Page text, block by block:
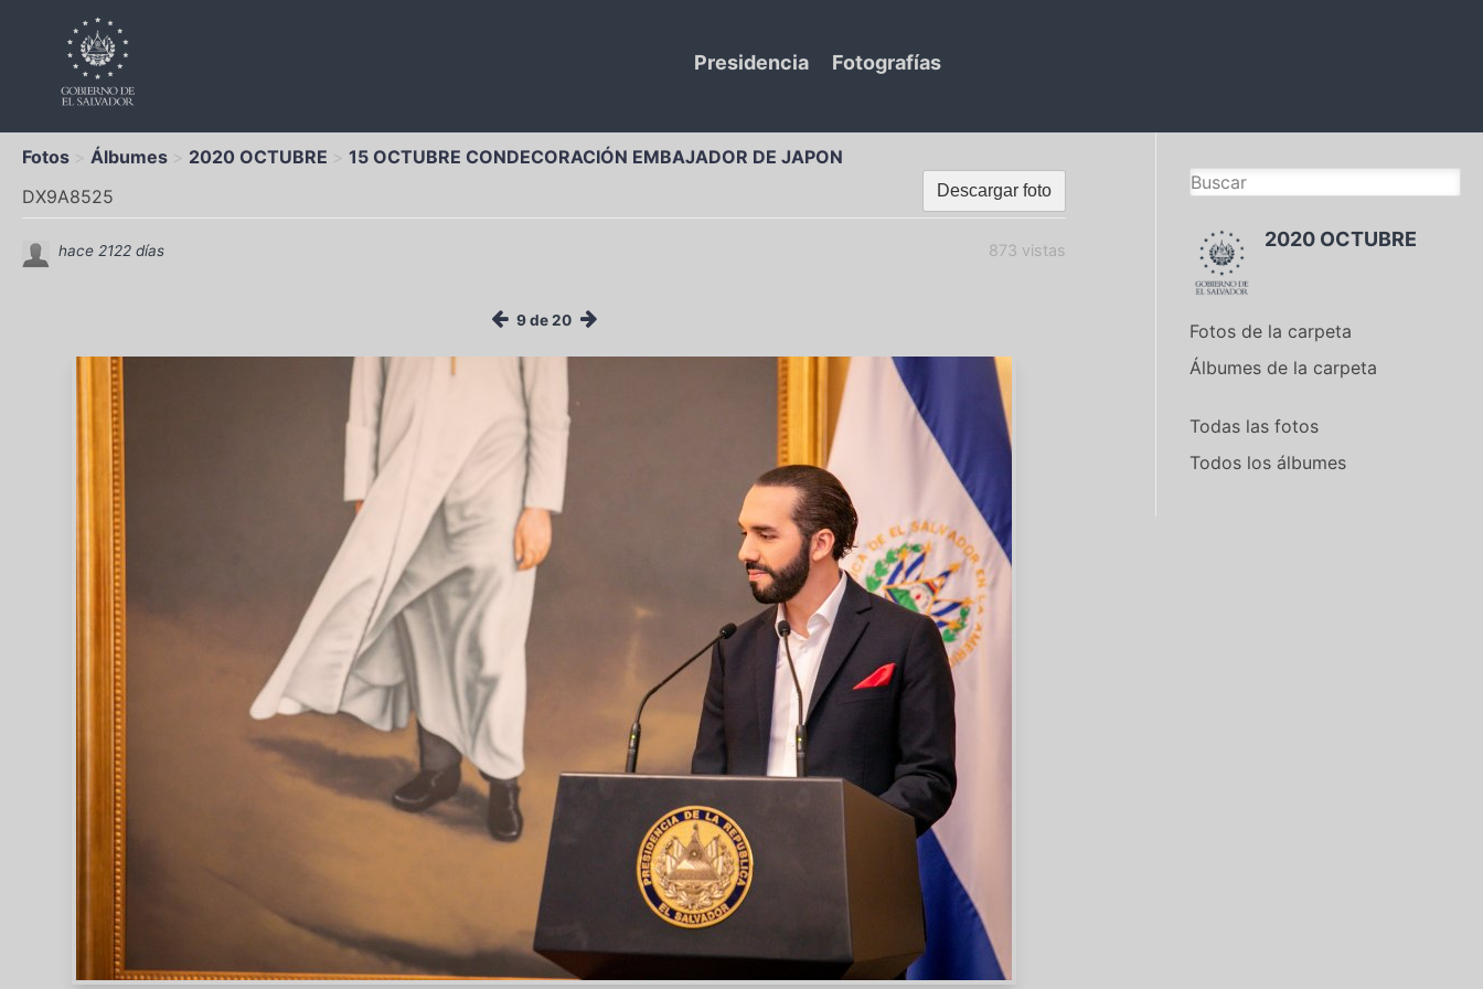
Presidencia Fotografías
Fotos Álbumes 2020 OCTUBRE 15 OCTUBRE CONDECORACIÓN EMBAJADOR DE JAPON
Descargar foto
DX9A8525
873 vistas
hace 2122 días
9 de 20
2020 OCTUBRE
Fotos de la carpeta
Álbumes de la carpeta
Todas las fotos
Todos los álbumes